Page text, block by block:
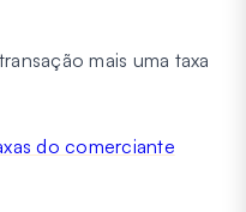
mais uma taxa
do comerciante